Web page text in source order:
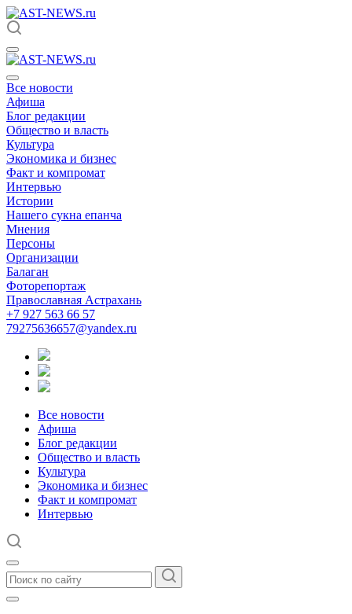
Все новости
Афиша
Блог редакции
Общество и власть
Культура
Экономика и бизнес
Факт и компромат
Интервью
Истории
Нашего сукна епанча
Мнения
Персоны
Организации
Балаган
Фоторепортаж
Православная Астрахань
+7 927 563 66 57
79275636657@yandex.ru
Все новости
Афиша
Блог редакции
Общество и власть
Культура
Экономика и бизнес
Факт и компромат
Интервью